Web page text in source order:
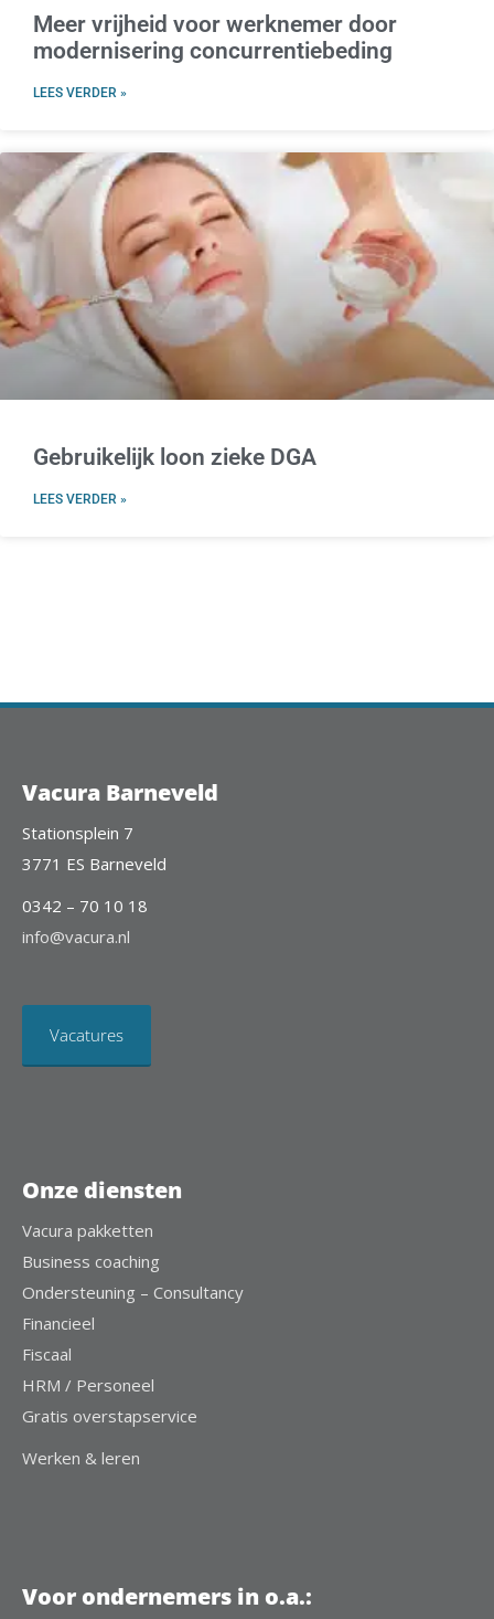
Meer vrijheid voor werknemer door
modernisering concurrentiebeding
LEES VERDER »
Gebruikelijk loon zieke DGA
LEES VERDER »
Vacura Barneveld
Stationsplein 7
3771 ES Barneveld
0342 – 70 10 18
info@vacura.nl
Vacatures
Onze diensten
Vacura pakketten
Business coaching
Ondersteuning – Consultancy
Financieel
Fiscaal
HRM / Personeel
Gratis overstapservice
Werken & leren
Voor ondernemers in o.a.: